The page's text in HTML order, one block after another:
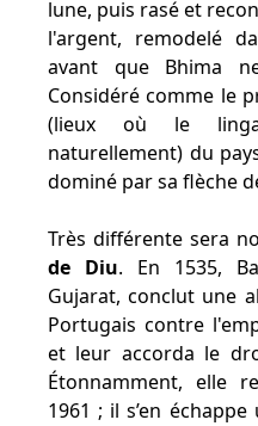
lune, puis rasé et
l'argent, remodelé
avant que Bhima
Considéré comme le
(lieux où le
naturellement) du
dominé par sa flèche
Très différente sera
de Diu. En 1535,
Gujarat, conclut une
Portugais contre
et leur accorda le
Étonnamment, elle
1961 ; il s’en